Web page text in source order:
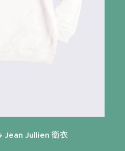
Jean Jullien 衛衣